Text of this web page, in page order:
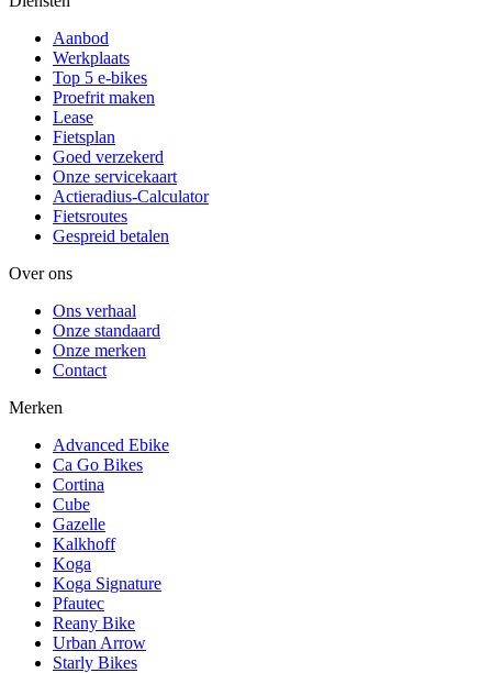
Aanbod
Werkplaats
Top 5 e-bikes
Proefrit maken
Lease
Fietsplan
Goed verzekerd
Onze servicekaart
Actieradius-Calculator
Fietsroutes
Gespreid betalen
Over ons
Ons verhaal
Onze standaard
Onze merken
Contact
Merken
Advanced Ebike
Ca Go Bikes
Cortina
Cube
Gazelle
Kalkhoff
Koga
Koga Signature
Pfautec
Reany Bike
Urban Arrow
Starly Bikes